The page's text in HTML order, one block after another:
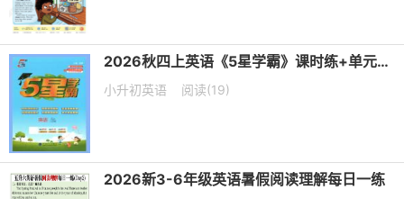
2026秋四上英语《5星学霸》课时练+单元提优卷 译林版
小升初英语 阅读(19)
2026新3-6年级英语暑假阅读理解每日一练